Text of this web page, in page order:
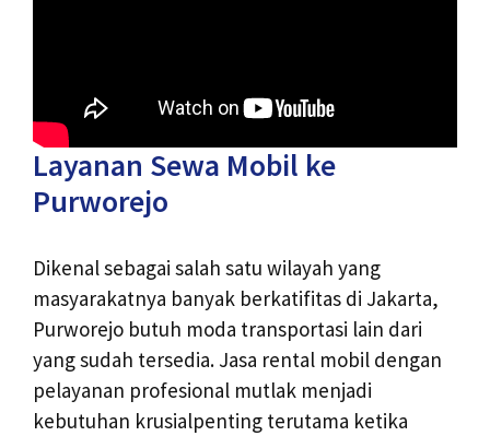
Layanan Sewa Mobil ke
Purworejo
Dikenal sebagai salah satu wilayah yang
masyarakatnya banyak berkatifitas di Jakarta,
Purworejo butuh moda transportasi lain dari
yang sudah tersedia. Jasa rental mobil dengan
pelayanan profesional mutlak menjadi
kebutuhan krusialpenting terutama ketika